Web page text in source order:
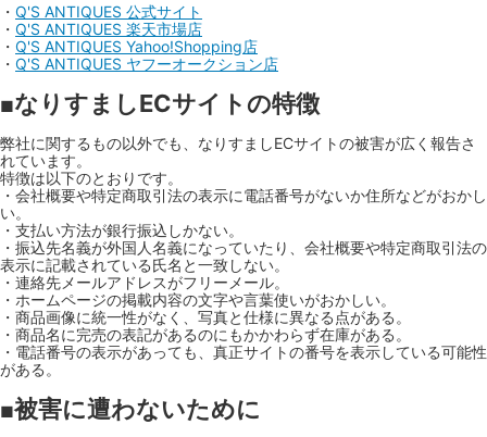
・ Q'S ANTIQUES 公式サイト
・ Q'S ANTIQUES 楽天市場店
・ Q'S ANTIQUES Yahoo!Shopping店
・ Q'S ANTIQUES ヤフーオークション店
■なりすましECサイトの特徴
弊社に関するもの以外でも、なりすましECサイトの被害が広く報告さ
れています。
特徴は以下のとおりです。
・会社概要や特定商取引法の表示に電話番号がないか住所などがおかし
い。
・支払い方法が銀行振込しかない。
・振込先名義が外国人名義になっていたり、会社概要や特定商取引法の
表示に記載されている氏名と一致しない。
・連絡先メールアドレスがフリーメール。
・ホームページの掲載内容の文字や言葉使いがおかしい。
・商品画像に統一性がなく、写真と仕様に異なる点がある。
・商品名に完売の表記があるのにもかかわらず在庫がある。
・電話番号の表示があっても、真正サイトの番号を表示している可能性
がある。
■被害に遭わないために